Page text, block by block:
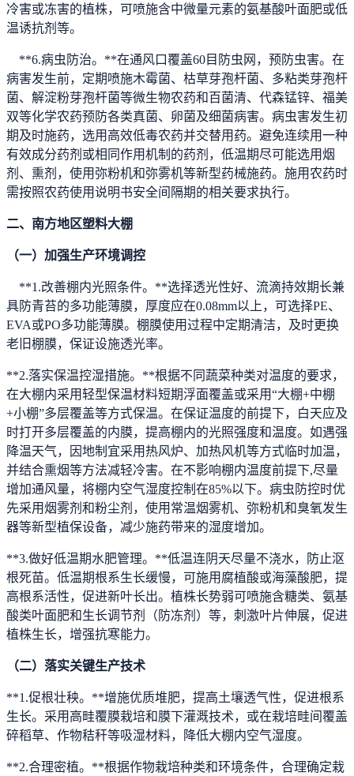
冷害或冻害的植株，可喷施含中微量元素的氨基酸叶面肥或低
温诱抗剂等。
**6.病虫防治。**在通风口覆盖60目防虫网，预防虫害。在
病害发生前，定期喷施木霉菌、枯草芽孢杆菌、多粘类芽孢杆
菌、解淀粉芽孢杆菌等微生物农药和百菌清、代森锰锌、福美
双等化学农药预防各类真菌、卵菌及细菌病害。病虫害发生初
期及时施药，选用高效低毒农药并交替用药。避免连续用一种
有效成分药剂或相同作用机制的药剂，低温期尽可能选用烟
剂、熏剂，使用弥粉机和弥雾机等新型药械施药。施用农药时
需按照农药使用说明书安全间隔期的相关要求执行。
二、南方地区塑料大棚
（一）加强生产环境调控
**1.改善棚内光照条件。**选择透光性好、流滴持效期长兼
具防青苔的多功能薄膜，厚度应在0.08mm以上，可选择PE、
EVA或PO多功能薄膜。棚膜使用过程中定期清洁，及时更换
老旧棚膜，保证设施透光率。
**2.落实保温控湿措施。**根据不同蔬菜种类对温度的要求，
在大棚内采用轻型保温材料短期浮面覆盖或采用“大棚+中棚
+小棚”多层覆盖等方式保温。在保证温度的前提下，白天应及
时打开多层覆盖的内膜，提高棚内的光照强度和温度。如遇强
降温天气，因地制宜采用热风炉、加热风机等方式临时加温，
并结合熏烟等方法减轻冷害。在不影响棚内温度前提下,尽量
增加通风量，将棚内空气湿度控制在85%以下。病虫防控时优
先采用烟雾剂和粉尘剂，使用常温烟雾机、弥粉机和臭氧发生
器等新型植保设备，减少施药带来的湿度增加。
**3.做好低温期水肥管理。**低温连阴天尽量不浇水，防止沤
根死苗。低温期根系生长缓慢，可施用腐植酸或海藻酸肥，提
高根系活性，促进新叶长出。植株长势弱可喷施含糖类、氨基
酸类叶面肥和生长调节剂（防冻剂）等，刺激叶片伸展，促进
植株生长，增强抗寒能力。
（二）落实关键生产技术
**1.促根壮秧。**增施优质堆肥，提高土壤透气性，促进根系
生长。采用高畦覆膜栽培和膜下灌溉技术，或在栽培畦间覆盖
碎稻草、作物秸秆等吸湿材料，降低大棚内空气湿度。
**2.合理密植。**根据作物栽培种类和环境条件，合理确定栽